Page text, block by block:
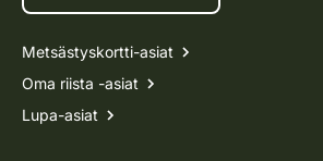
Metsästyskortti-asiat
Oma riista -asiat
Lupa-asiat